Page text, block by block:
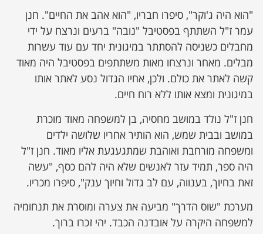
"הוא היה ג'וקר", סיפרו חבריו, "הוא אהב את החיים". חנן
עמר ז"ל השתתף בפסטיבל "נובה" ברעים ונרצח על ידי
מחבלים כשניסה להסתתר במיגונית יחד עם עוד עשרות
מבלים. מאחר ונרצחו מאות משתתפים בפסטיבל היה מאוד
קשה לאתר את כולם. ולכן, אחיו הגדול נסע לאתר אותו
במיגונית ומצא אותו ללא רוח חיים.
חנן ז"ל נולד במושב מחסיה, בן למשפחה מאוד מוכרת
במושב ובבית שמש, הוא הותיר אחריו שלושה ילדים
ומשפחה מורחבת ואוהבת שמתגעגעת אליו מאוד. חנן ז"ל
היה ספר, תמיד עזר לאנשים שלא היה להם כסף, "עשה
זאת בחיוך, בענווה, עם לב גדול וחיוך ענק", סיפרו מכריו.
מערכת "שוס הדרך" מביעה את צערה ומוסרת את תנחומיה
למשפחה היקרה על אובדנה הכבד. יהי זכרו ברוך.